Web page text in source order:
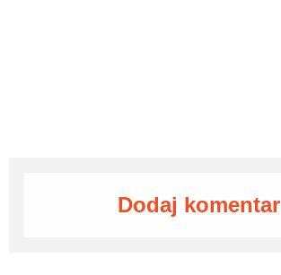
Dodaj komentar